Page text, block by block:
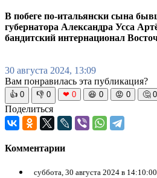
В побеге по-итальянски сына
губернатора Александра Усса
бандитский интернационал
30 августа 2024, 13:09
Вам понравилась эта публикация?
👍 0 👎 0 ❤ 0 😆 0 😡 0 🤔 0
Поделиться
Комментарии
суббота, 30 августа 2024 в 14:10:00